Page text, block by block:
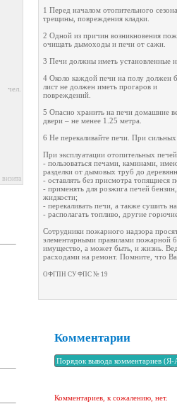
чел.
1 Перед началом отопительного
трещины, повреждения кладки.
2 Одной из причин возникновения
очищать дымоходы и печи от сажи.
3 Печи должны иметь установленные
4 Около каждой печи на полу должен
лист не должен иметь прогаров и
повреждений.
5 Опасно хранить на печи домашние
двери – не менее 1.25 метра.
6 Не перекаливайте печи. При сильных
При эксплуатации отопительных
- пользоваться печами, каминами,
разделки от дымовых труб до
- оставлять без присмотра топящиеся
- применять для розжига печей
жидкости;
- перекаливать печи, а также сушить
- располагать топливо, другие
Сотрудники пожарного надзора
элементарными правилами пожарной
имущество, а может быть, и жизнь.
расходами на ремонт. Помните, что
ОФГПН СУ ФПС № 19
Комментарии
Комментариев, к сожалению, нет.